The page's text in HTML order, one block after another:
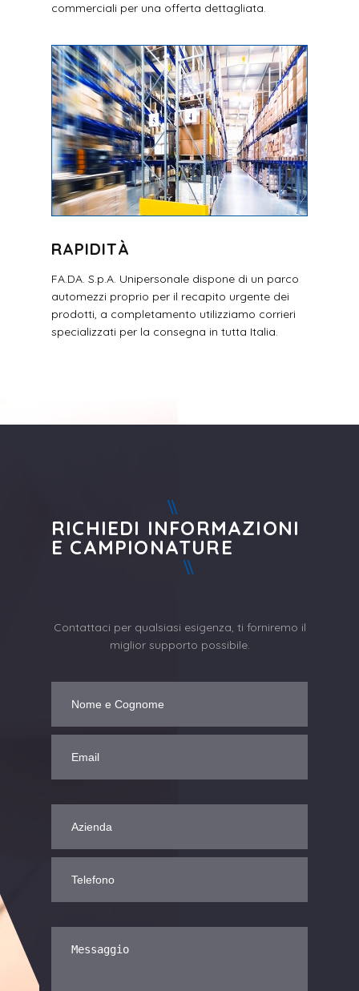
commerciali per una offerta dettagliata.
RAPIDITÀ
FA.DA. S.p.A. Unipersonale dispone di un parco
automezzi proprio per il recapito urgente dei
prodotti, a completamento utilizziamo corrieri
specializzati per la consegna in tutta Italia.
RICHIEDI INFORMAZIONI
E CAMPIONATURE
Contattaci per qualsiasi esigenza, ti forniremo il
miglior supporto possibile.